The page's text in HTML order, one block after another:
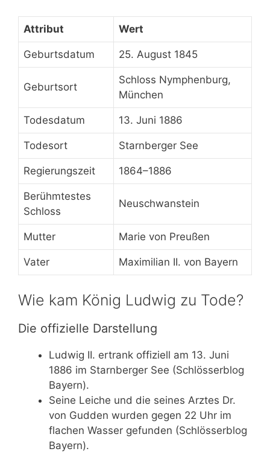
Attribut Wert
Geburtsdatum 25. August 1845
Geburtsort
Schloss Nymphenburg,
München
Todesdatum 13. Juni 1886
Todesort Starnberger See
Regierungszeit 1864–1886
Berühmtestes
Schloss
Neuschwanstein
Mutter Marie von Preußen
Vater Maximilian II. von Bayern
Wie kam König Ludwig zu Tode?
Die offizielle Darstellung
Ludwig II. ertrank offiziell am 13. Juni
1886 im Starnberger See (Schlösserblog
Bayern).
Seine Leiche und die seines Arztes Dr.
von Gudden wurden gegen 22 Uhr im
flachen Wasser gefunden (Schlösserblog
Bayern).